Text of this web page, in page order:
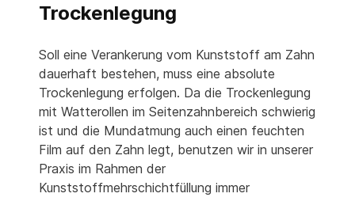
Trockenlegung
Soll eine Verankerung vom Kunststoff am Zahn
dauerhaft bestehen, muss eine absolute
Trockenlegung erfolgen. Da die Trockenlegung
mit Watterollen im Seitenzahnbereich schwierig
ist und die Mundatmung auch einen feuchten
Film auf den Zahn legt, benutzen wir in unserer
Praxis im Rahmen der
Kunststoffmehrschichtfüllung immer